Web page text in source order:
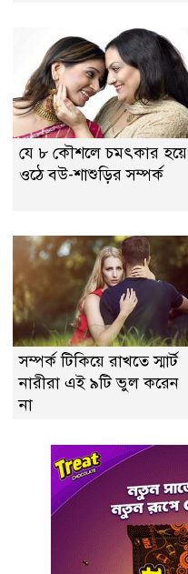
যে ৮ কৌশলে চমৎকার হয়ে
ওঠে বউ-শাশুড়ির সম্পর্ক
সম্পর্ক টিকিয়ে রাখতে স্মার্ট
নারীরা এই ৯টি ভুল করেন
না